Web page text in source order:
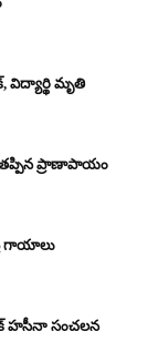
విద్యార్థి మృతి
తప్పిన ప్రాణాపాయం
గాయాలు
హసీనా సంచలన